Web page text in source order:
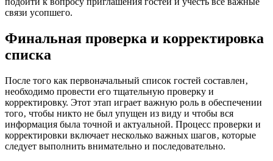
связи усопшего.
Финальная проверка и корректировка
списка
После того как первоначальный список гостей составлен‚
необходимо провести его тщательную проверку и
корректировку. Этот этап играет важную роль в обеспечении
того‚ чтобы никто не был упущен из виду и чтобы вся
информация была точной и актуальной. Процесс проверки и
корректировки включает несколько важных шагов‚ которые
следует выполнить внимательно и последовательно.